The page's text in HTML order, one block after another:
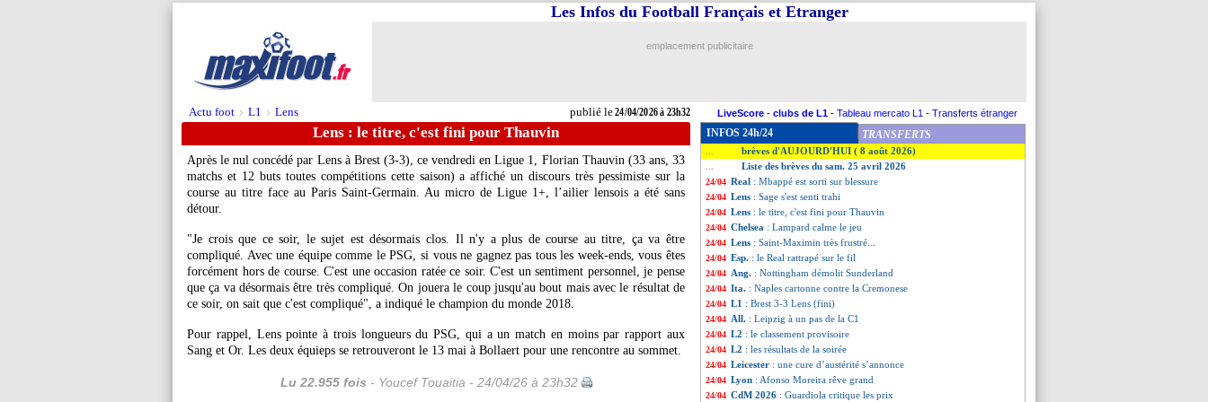
Actu foot > L1 > Lens publié le24/04/2026 à 23h32
Les Infos du Football Français et Etranger
emplacement publicitaire
LiveScore - clubs de L1 - Tableau mercato L1 - Transferts étranger
Lens : le titre, c'est fini pour Thauvin
Après le nul concédé par Lens à Brest (3-3), ce vendredi en Ligue 1, Florian Thauvin(33 ans, 33
matchs et 12 buts toutes compétitions cette saison) a affiché un discours très pessimiste sur la
course au titre face au Paris Saint-Germain. Au micro de Ligue 1+, l’ailier lensois a été sans
détour.
"Je crois que ce soir, le sujet est désormais clos. Il n'y a plus de course au titre, ça va être
compliqué. Avec une équipe comme le PSG, si vous ne gagnez pas tous les week-ends, vous êtes
forcément hors de course. C'est une occasion ratée ce soir. C'est un sentiment personnel, je pense
que ça va désormais être très compliqué. On jouera le coup jusqu'au bout mais avec le résultat de
ce soir, on sait que c'est compliqué", a indiqué le champion du monde 2018.
Pour rappel, Lens pointe à trois longueurs du PSG, qui a un match en moins par rapport aux
Sang et Or. Les deux équieps se retrouveront le 13 mai à Bollaert pour une rencontre au sommet.
Lu 22.955 fois - Youcef Touaitia - 24/04/26 à 23h32
INFOS 24h/24 TRANSFERTS
brèves d'AUJOURD'HUI ( 8 août 2026)
Liste des brèves du sam. 25 avril 2026
24/04 Real : Mbappé est sorti sur blessure
24/04 Lens : Sage s'est senti trahi
24/04 Lens : le titre, c'est fini pour Thauvin
24/04 Chelsea : Lampard calme le jeu
24/04 Lens : Saint-Maximin très frustré...
24/04 Esp. : le Real rattrapé sur le fil
24/04 Ang. : Nottingham démolit Sunderland
24/04 Ita. : Naples cartonne contre la Cremonese
24/04 L1 : Brest 3-3 Lens (fini)
24/04 All. : Leipzig à un pas de la C1
24/04 L2 : le classement provisoire
24/04 L2 : les résultats de la soirée
24/04 Leicester : une cure d’austérité s’annonce
24/04 Lyon : Afonso Moreira rêve grand
24/04 CdM 2026 : Guardiola critique les prix